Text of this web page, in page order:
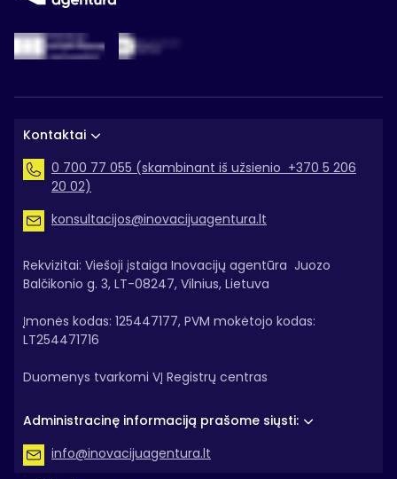
Kontaktai
0 700 77 055 (skambinant iš užsienio +370 5 206
20 02)
konsultacijos@inovacijuagentura.lt
Rekvizitai: Viešoji įstaiga Inovacijų agentūra Juozo
Balčikonio g. 3, LT-08247, Vilnius, Lietuva
Įmonės kodas: 125447177, PVM mokėtojo kodas:
LT254471716
Duomenys tvarkomi VĮ Registrų centras
Administracinę informaciją prašome siųsti:
info@inovacijuagentura.lt